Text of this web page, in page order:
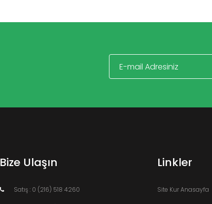
Bize Ulaşın
Satış : 0 (216) 518 4260
Linkler
Site Kur Anasayfa